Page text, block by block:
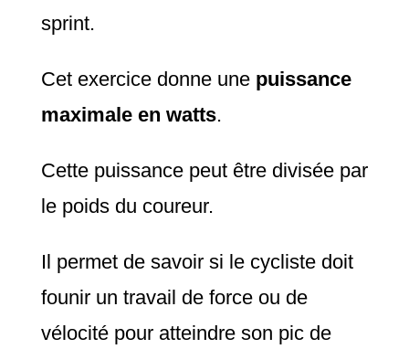
sprint.
Cet exercice donne une puissance
maximale en watts.
Cette puissance peut être divisée par
le poids du coureur.
Il permet de savoir si le cycliste doit
founir un travail de force ou de
vélocité pour atteindre son pic de